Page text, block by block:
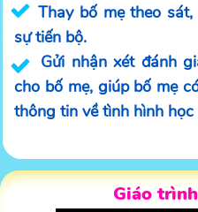
Giáo
Thay bố mẹ theo sát,
sự tiến bộ.
Gửi nhận xét đánh
cho bố mẹ, giúp bố mẹ
thông tin về tình hình